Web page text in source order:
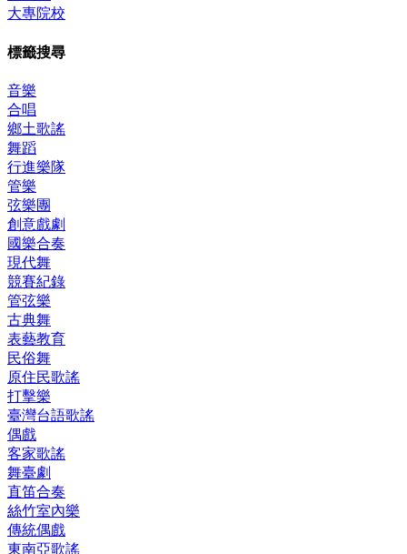
大專院校
標籤搜尋
音樂
合唱
鄉土歌謠
舞蹈
行進樂隊
管樂
弦樂團
創意戲劇
國樂合奏
現代舞
競賽紀錄
管弦樂
古典舞
表藝教育
民俗舞
原住民歌謠
打擊樂
臺灣台語歌謠
偶戲
客家歌謠
舞臺劇
直笛合奏
絲竹室內樂
傳統偶戲
東南亞歌謠